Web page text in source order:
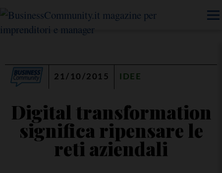
21/10/2015 IDEE
Digital transformation
significa ripensare le
reti aziendali